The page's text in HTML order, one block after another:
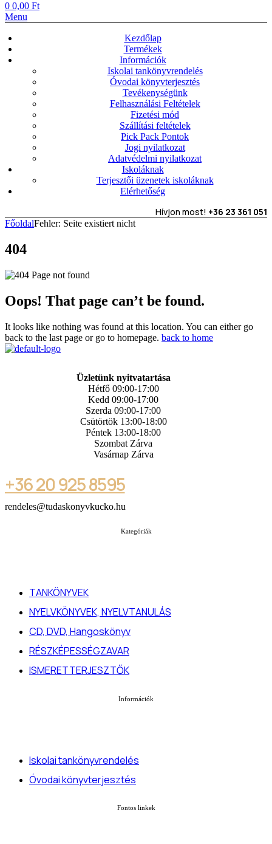
0 0,00 Ft
Menu
Kezdőlap
Termékek
Információk
Iskolai tankönyvrendelés
Óvodai könyvterjesztés
Tevékenységünk
Felhasználási Feltételek
Fizetési mód
Szállítási feltételek
Pick Pack Pontok
Jogi nyilatkozat
Adatvédelmi nyilatkozat
Iskoláknak
Terjesztői üzenetek iskoláknak
Elérhetőség
Hívjon most! +36 23 361 051
FőoldalFehler: Seite existiert nicht
404
Oops! That page can’t be found.
It looks like nothing was found at this location. You can either go
back to the last page or go to homepage. back to home
Üzletünk nyitvatartása
Hétfő 09:00-17:00
Kedd 09:00-17:00
Szerda 09:00-17:00
Csütörtök 13:00-18:00
Péntek 13:00-18:00
Szombat Zárva
Vasárnap Zárva
+36 20 925 8595
rendeles@tudaskonyvkucko.hu
Kategóriák
TANKÖNYVEK
NYELVKÖNYVEK, NYELVTANULÁS
CD, DVD, Hangoskönyv
RÉSZKÉPESSÉGZAVAR
ISMERETTERJESZTŐK
Információk
Iskolai tankönyvrendelés
Óvodai könyvterjesztés
Fontos linkek